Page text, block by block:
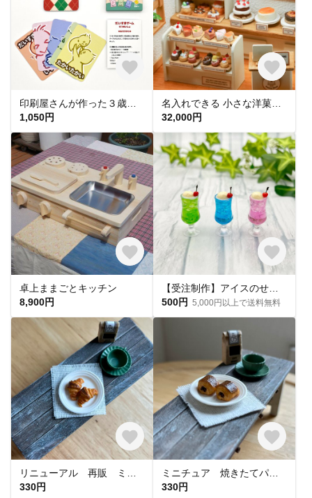
1,050円
32,000円
卓上ままごとキッチン
8,900円
500円 5,000円以上で送料無料
330円
330円